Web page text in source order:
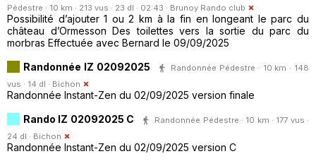
Pédestre · 10 km · 213 vus · 23 dl · 02:43 · Brunoy Rando club
Possibilité d’ajouter 1 ou 2 km à la fin en longeant le parc du
château d’Ormesson Des toilettes vers la sortie du parc du
morbras Effectuée avec Bernard le 09/09/2025
Randonnée IZ 02092025
Randonnée Pédestre · 10 km · 148
vus · 14 dl · Bichon
Randonnée Instant-Zen du 02/09/2025 version finale
Rando IZ 02092025 C
Randonnée Pédestre · 10 km · 177 vus ·
24 dl · Bichon
Randonnée Instant-Zen du 02/09/2025 version C